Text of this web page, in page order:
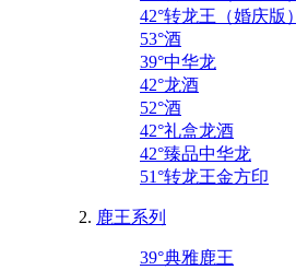
42°转龙王（婚庆版）
53°酒
39°中华龙
42°龙酒
52°酒
42°礼盒龙酒
42°臻品中华龙
51°转龙王金方印
鹿王系列
39°典雅鹿王